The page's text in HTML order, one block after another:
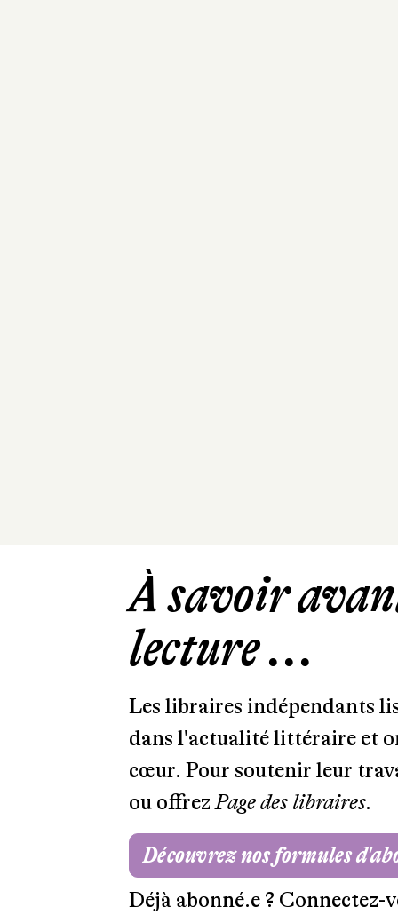
À savoir
lecture ...
Les libraires indépendants
dans l'actualité littéraire et
cœur. Pour soutenir leur
ou offrezPage des libraires.
Découvrez nos formules
Déjà abonné.e ? Connectez-